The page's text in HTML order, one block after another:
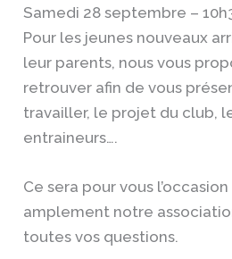
Samedi 28 septembre –
Pour les jeunes nouveaux
leur parents, nous vous
retrouver afin de vous
travailler, le projet du club,
entraineurs….
Ce sera pour vous
amplement notre
toutes vos questions.